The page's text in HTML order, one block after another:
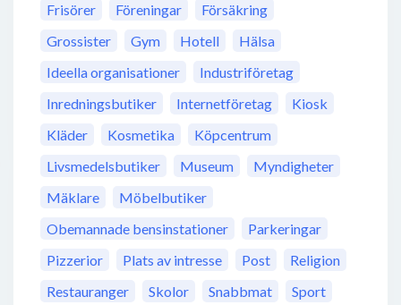
Frisörer
Föreningar
Försäkring
Grossister
Gym Hotell
Hälsa
Ideella organisationer
Industriföretag
Inredningsbutiker
Internetföretag
Kiosk
Kläder
Kosmetika
Köpcentrum
Livsmedelsbutiker
Museum
Myndigheter
Mäklare
Möbelbutiker
Obemannade bensinstationer
Parkeringar
Pizzerior
Plats av intresse Post
Religion
Restauranger
Skolor Snabbmat
Sport